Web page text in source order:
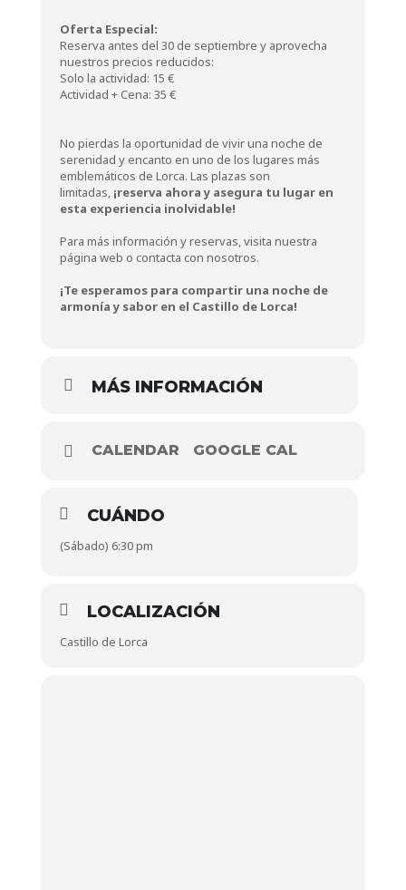
Oferta Especial:
Reserva antes del 30 de septiembre y aprovecha
nuestros precios reducidos:
Solo la actividad: 15 €
Actividad + Cena: 35 €
No pierdas la oportunidad de vivir una noche de
serenidad y encanto en uno de los lugares más
emblemáticos de Lorca. Las plazas son
limitadas, ¡reserva ahora y asegura tu lugar en
esta experiencia inolvidable!
Para más información y reservas, visita nuestra
página web o contacta con nosotros.
¡Te esperamos para compartir una noche de
armonía y sabor en el Castillo de Lorca!
MÁS INFORMACIÓN
CALENDAR GOOGLE CAL
CUÁNDO
(Sábado) 6:30 pm
LOCALIZACIÓN
Castillo de Lorca